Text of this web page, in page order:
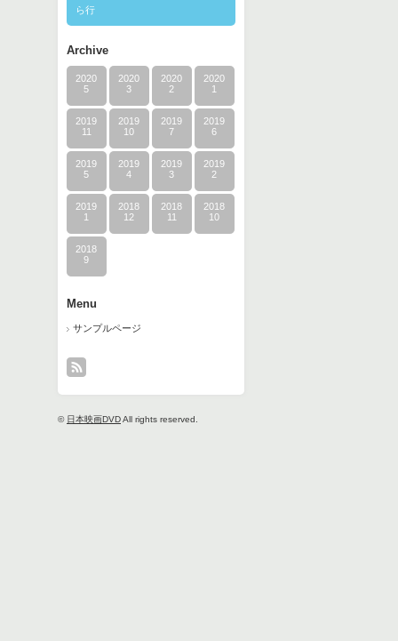
ら行
Archive
2020
5
2020
3
2020
2
2020
1
2019
11
2019
10
2019
7
2019
6
2019
5
2019
4
2019
3
2019
2
2019
1
2018
12
2018
11
2018
10
2018
9
Menu
サンプルページ
© 日本映画DVDAll rights reserved.